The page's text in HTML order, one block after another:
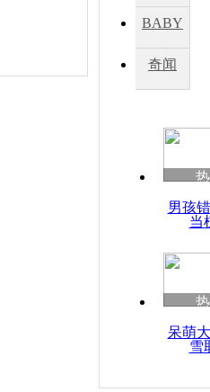
BABY
秀
奇闻
男孩
当
呆萌
雪